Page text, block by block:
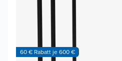
60 € Rabatt je 600 €